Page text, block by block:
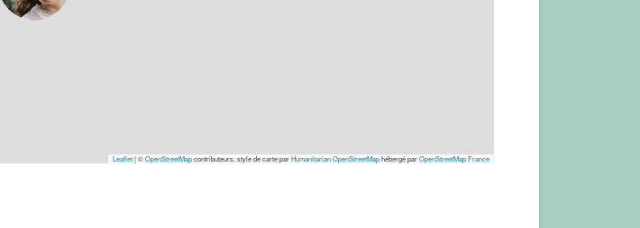
Leaflet|©OpenStreetMapcontributeurs, style de carte parHumanitarian OpenStreetMaphébergé parOpenStreetMap France